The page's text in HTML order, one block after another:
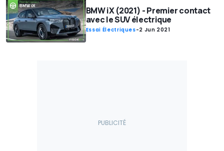
BMW iX (2021) - Premier contact
avec le SUV électrique
Essai Électriques-2 Jun 2021